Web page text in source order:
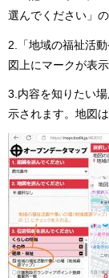
選んでください」
2.「地域の福祉活
図上にマークが表示
3.内容を知りたい
示されます。地図